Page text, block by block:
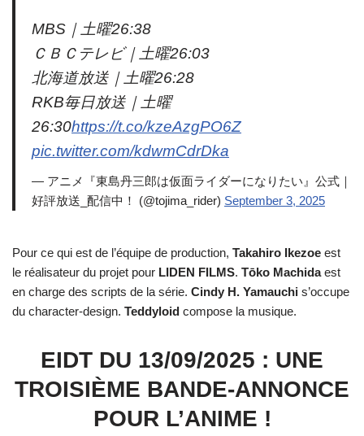
MBS｜土曜26:38
ＣＢＣテレビ｜土曜26:03
北海道放送｜土曜26:28
RKB毎日放送｜土曜
26:30https://t.co/kzeAzgPO6Z
pic.twitter.com/kdwmCdrDka
— アニメ『東島丹三郎は仮面ライダーになりたい』公式｜
好評放送_配信中！ (@tojima_rider) September 3, 2025
Pour ce qui est de l’équipe de production, Takahiro Ikezoe est
le réalisateur du projet pour LIDEN FILMS. Tōko Machidaest
en charge des scripts de la série. Cindy H. Yamauchi s’occupe
du character-design. Teddyloid compose la musique.
EIDT DU 13/09/2025 : UNE
TROISIÈME BANDE-ANNONCE
POUR L’ANIME !